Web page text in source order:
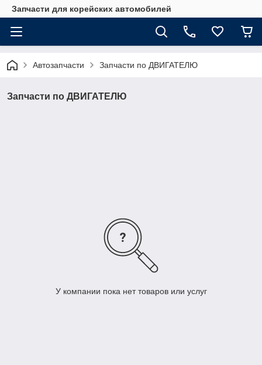
Запчасти для корейских автомобилей
Автозапчасти Запчасти по ДВИГАТЕЛЮ
Запчасти по ДВИГАТЕЛЮ
У компании пока нет товаров или услуг